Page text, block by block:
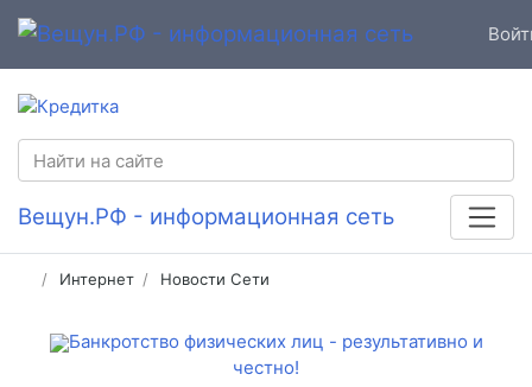
Вещун.РФ - информационная сеть
Интернет Новости Сети
Банкротство физических лиц - результативно и
честно!